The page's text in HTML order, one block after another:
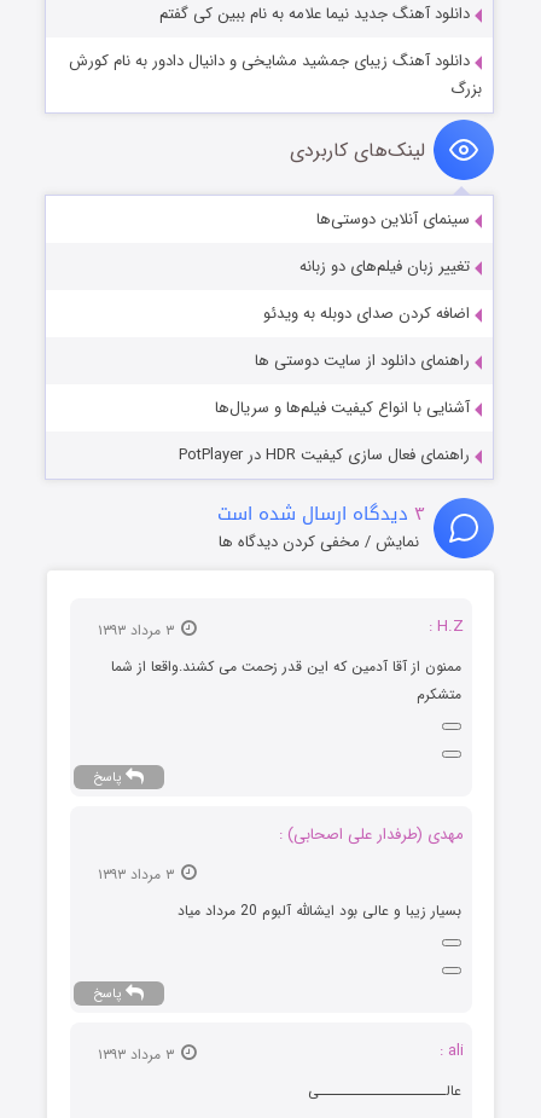
دانلود آهنگ جدید نیما علامه به نام ببین کی گفتم
دانلود آهنگ زیبای جمشید مشایخی و دانیال دادور به نام کورش
بزرگ
لینک‌های کاربردی
سینمای آنلاین دوستی‌ها
تغییر زبان فیلم‌های دو زبانه
اضافه کردن صدای دوبله به ویدئو
راهنمای دانلود از سایت دوستی ها
آشنایی با انواع کیفیت فیلم‌ها و سریال‌ها
راهنمای فعال سازی کیفیت HDR در PotPlayer
۳ دیدگاه ارسال شده است
نمایش / مخفی کردن دیدگاه ها
H.Z :
۳ مرداد ۱۳۹۳
ممنون از آقا آدمین که این قدر زحمت می کشند.واقعا از شما
متشکرم
پاسخ
مهدی (طرفدار علی اصحابی) :
۳ مرداد ۱۳۹۳
بسیار زیبا و عالی بود ایشالله آلبوم 20 مرداد میاد
پاسخ
ali :
۳ مرداد ۱۳۹۳
عالـــــــــــــــــــــی